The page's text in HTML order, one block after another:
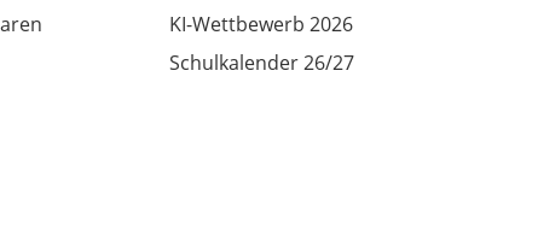
KI-Wettbewerb 2026
Schulkalender 26/27